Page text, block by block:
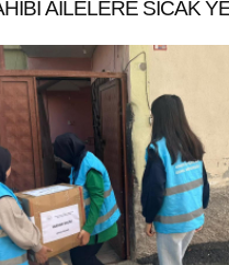
AİLELERE SICAK